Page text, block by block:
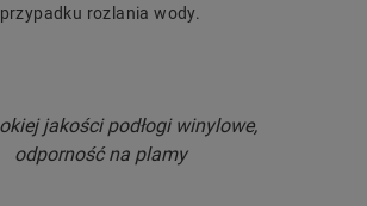
przypadku rozlania wody.